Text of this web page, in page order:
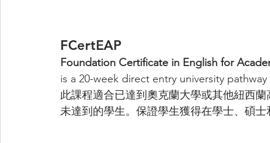
FCertEAP
Foundation Certificate in English for
is a 20-week direct entry university
此課程適合已達到奧克蘭大學或其他紐西
未達到的學生。保證學生獲得在學士、碩